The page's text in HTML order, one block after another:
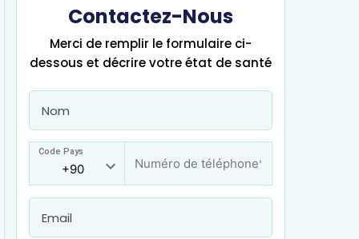
Contactez-Nous
Merci de remplir le formulaire ci-
dessous et décrire votre état de santé
Code Pays